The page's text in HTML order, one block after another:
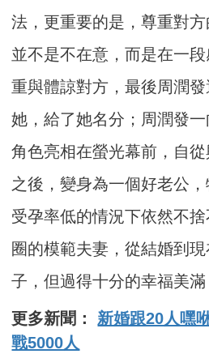
法，更重要的是，尊重對方
並不是不在意，而是在一
重與體諒對方，最後周潤
她，給了她名分；周潤發
角色亮相在螢光幕前，自
之後，變身為一個好老公
受孕率低的情況下依然不
圈的模範夫妻，從結婚到
子，但過得十分的幸福美滿
更多新聞： 新婚跟20人嘿
戰5000人